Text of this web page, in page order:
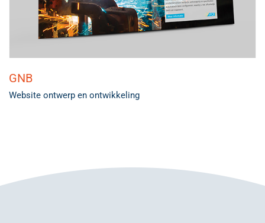
GNB
Website ontwerp en ontwikkeling